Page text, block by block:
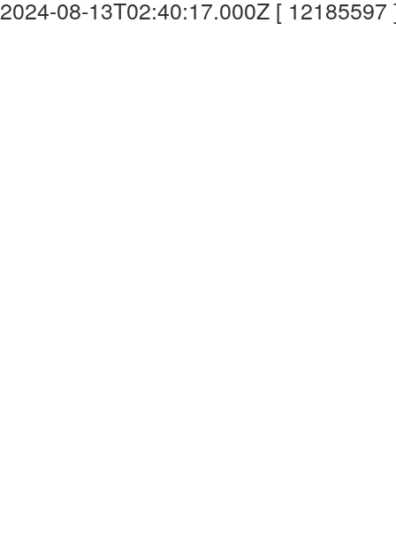
2024-08-13T02:40:17.000Z [ 12185597